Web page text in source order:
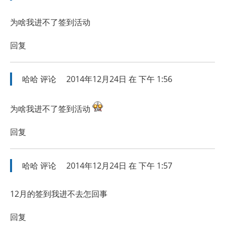
为啥我进不了签到活动
回复
哈哈 评论 2014年12月24日 在 下午 1:56
为啥我进不了签到活动
回复
哈哈 评论 2014年12月24日 在 下午 1:57
12月的签到我进不去怎回事
回复